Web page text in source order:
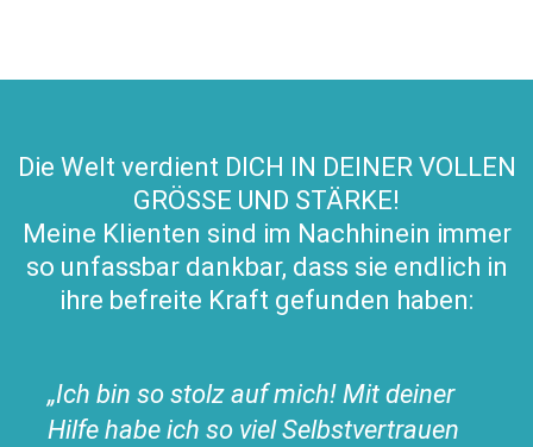
Die Welt verdient DICH IN DEINER VOLLEN
GRÖSSE UND STÄRKE!
Meine Klienten sind im Nachhinein immer
so unfassbar dankbar, dass sie endlich in
ihre befreite Kraft gefunden haben:
„Ich bin so stolz auf mich! Mit deiner
Hilfe habe ich so viel Selbstvertrauen